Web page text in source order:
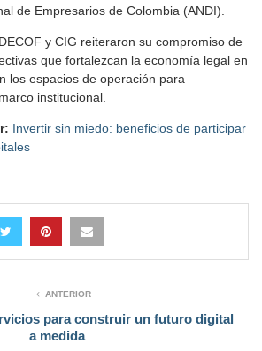
de Empresarios de Colombia (ANDI).
y CIG reiteraron su compromiso de
que fortalezcan la economía legal en
los espacios de operación para
institucional.
Invertir sin miedo: beneficios de participar
ANTERIOR
para construir un futuro digital
a medida